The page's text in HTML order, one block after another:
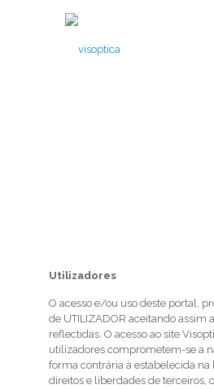
Utilizadores
O acesso e/ou uso deste portal,
de UTILIZADOR aceitando assim
reflectidas. O acesso ao site
utilizadores comprometem-se a
forma contrária à estabelecida
direitos e liberdades de terceiros,